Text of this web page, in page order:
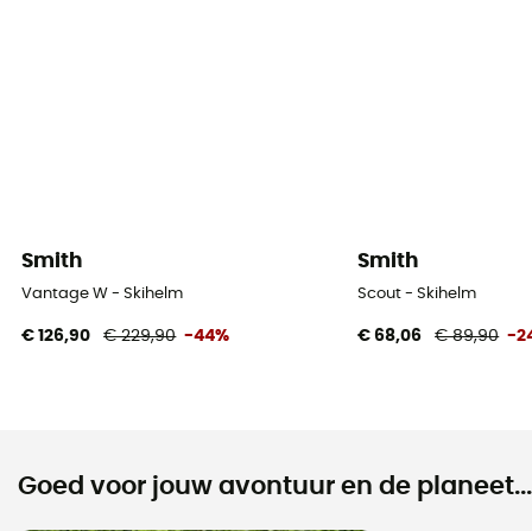
Smith
Vantage W - Skihelm
€ 126,90 € 229,90 -44%
Smith
Scout - Skihelm
€ 68,06 € 89,90 -
Goed voor jouw avontuur en de planeet...